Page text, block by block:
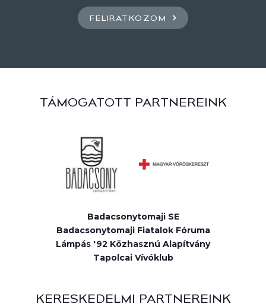
FELIRATKOZOM
TÁMOGATOTT PARTNEREINK
Badacsonytomaji SE
Badacsonytomaji Fiatalok Fóruma
Lámpás '92 Közhasznú Alapítvány
Tapolcai Vívóklub
KERESKEDELMI PARTNEREINK